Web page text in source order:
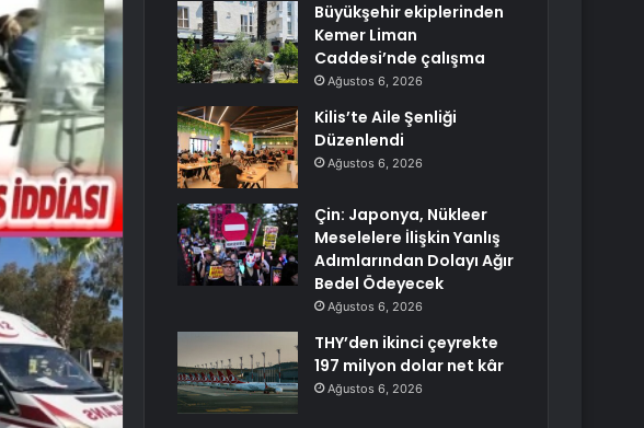
Büyükşehir ekiplerinden
Kemer Liman
Caddesi’nde çalışma
Ağustos 6, 2026
Kilis’te Aile Şenliği
Düzenlendi
Ağustos 6, 2026
Çin: Japonya, Nükleer
Meselelere İlişkin Yanlış
Adımlarından Dolayı Ağır
Bedel Ödeyecek
Ağustos 6, 2026
THY’den ikinci çeyrekte
197 milyon dolar net kâr
Ağustos 6, 2026